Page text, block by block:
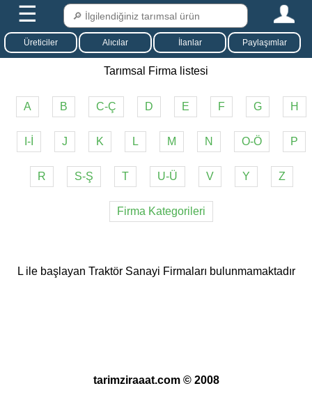
☰
Üreticiler Alıcılar İlanlar Paylaşımlar
Tarımsal Firma listesi
A B C-Ç D E F G H
I-İ J K L M N O-Ö P
R S-Ş T U-Ü V Y Z
Firma Kategorileri
L ile başlayan Traktör Sanayi Firmaları bulunmamaktadır
tarimziraaat.com © 2008